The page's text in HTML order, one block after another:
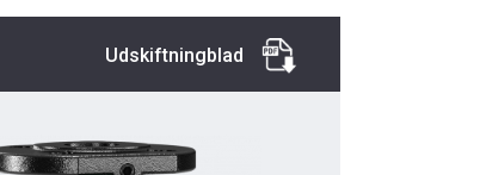
Udskiftningblad